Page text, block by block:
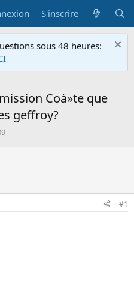
S'inscrire
sous 48 heures:
Coà»te que
geffroy?
#1